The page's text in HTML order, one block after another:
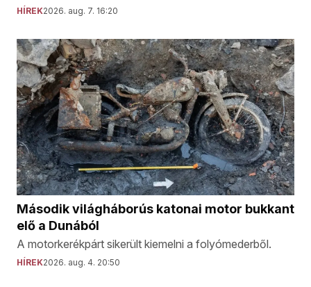
HÍREK2026. aug. 7. 16:20
Második világháborús katonai motor bukkant
elő a Dunából
A motorkerékpárt sikerült kiemelni a folyómederből.
HÍREK2026. aug. 4. 20:50